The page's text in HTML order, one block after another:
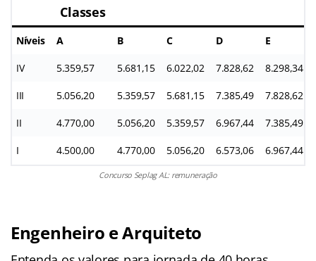
Classes
Níveis A B C D E
IV 5.359,57 5.681,15 6.022,02 7.828,62 8.298,34
III 5.056,20 5.359,57 5.681,15 7.385,49 7.828,62
II 4.770,00 5.056,20 5.359,57 6.967,44 7.385,49
I 4.500,00 4.770,00 5.056,20 6.573,06 6.967,44
Concurso Seplag AL: remuneração
Engenheiro e Arquiteto